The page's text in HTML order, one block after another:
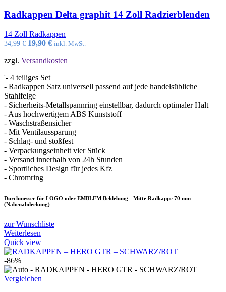
Radkappen Delta graphit 14 Zoll Radzierblenden
14 Zoll Radkappen
34,99€ Ursprünglicher
war:
19,90 €Aktueller
ist:
inkl. MwSt.
zzgl. Versandkosten
'- 4 teiliges Set
- Radkappen Satz universell passend auf jede handelsübliche
Stahlfelge
- Sicherheits-Metallspannring einstellbar, dadurch optimaler Halt
- Aus hochwertigem ABS Kunststoff
- Waschstraßensicher
- Mit Ventilaussparung
- Schlag- und stoßfest
- Verpackungseinheit vier Stück
- Versand innerhalb von 24h Stunden
- Sportliches Design für jedes Kfz
- Chromring
Durchmesser für LOGO oder EMBLEM Beklebung - Mitte Radkappe 70 mm
(Nabenabdeckung)
zur Wunschliste
Weiterlesen
Quick view
-86%
Vergleichen